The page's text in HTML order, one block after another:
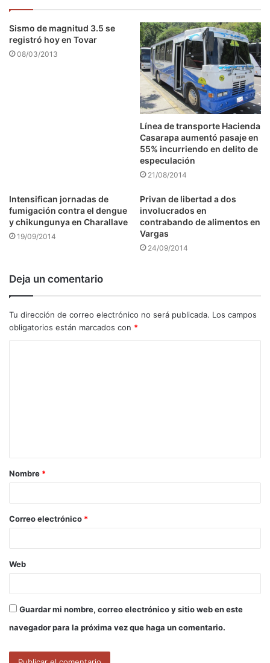
Sismo de magnitud 3.5 se
registró hoy en Tovar
08/03/2013
Línea de transporte Hacienda
Casarapa aumentó pasaje en
55% incurriendo en delito de
especulación
21/08/2014
Intensifican jornadas de
fumigación contra el dengue
y chikungunya en Charallave
19/09/2014
Privan de libertad a dos
involucrados en
contrabando de alimentos en
Vargas
24/09/2014
Deja un comentario
Tu dirección de correo electrónico no será publicada. Los campos
obligatorios están marcados con *
a
r
*
Nombre *
Correo electrónico *
Web
Guardar mi nombre, correo electrónico y sitio web en este
navegador para la próxima vez que haga un comentario.